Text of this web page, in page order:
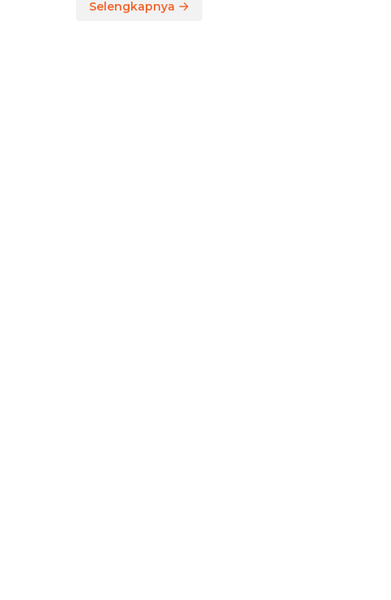
Selengkapnya